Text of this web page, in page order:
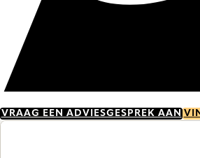
VRAAG EEN ADVIESGESPREK AAN